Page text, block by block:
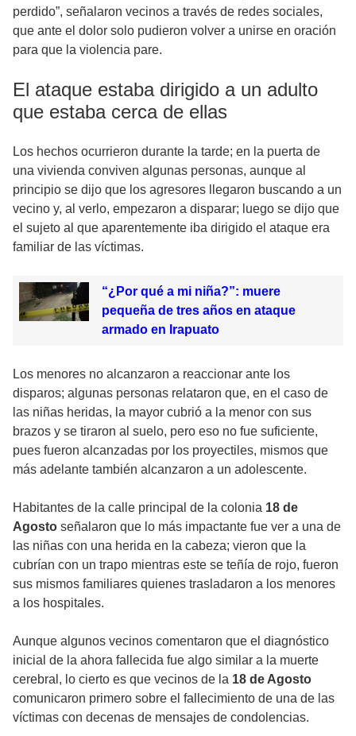
perdido”, señalaron vecinos a través de redes sociales,
que ante el dolor solo pudieron volver a unirse en oración
para que la violencia pare.
El ataque estaba dirigido a un adulto
que estaba cerca de ellas
Los hechos ocurrieron durante la tarde; en la puerta de
una vivienda conviven algunas personas, aunque al
principio se dijo que los agresores llegaron buscando a un
vecino y, al verlo, empezaron a disparar; luego se dijo que
el sujeto al que aparentemente iba dirigido el ataque era
familiar de las víctimas.
“¿Por qué a mi niña?”: muere
pequeña de tres años en ataque
armado en Irapuato
Los menores no alcanzaron a reaccionar ante los
disparos; algunas personas relataron que, en el caso de
las niñas heridas, la mayor cubrió a la menor con sus
brazos y se tiraron al suelo, pero eso no fue suficiente,
pues fueron alcanzadas por los proyectiles, mismos que
más adelante también alcanzaron a un adolescente.
Habitantes de la calle principal de la colonia 18 de
Agosto señalaron que lo más impactante fue ver a una de
las niñas con una herida en la cabeza; vieron que la
cubrían con un trapo mientras este se teñía de rojo, fueron
sus mismos familiares quienes trasladaron a los menores
a los hospitales.
Aunque algunos vecinos comentaron que el diagnóstico
inicial de la ahora fallecida fue algo similar a la muerte
cerebral, lo cierto es que vecinos de la 18 de Agosto
comunicaron primero sobre el fallecimiento de una de las
víctimas con decenas de mensajes de condolencias.